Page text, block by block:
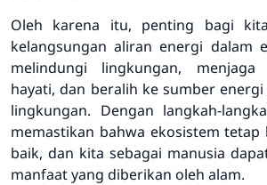
Oleh karena itu, penting bagi
kelangsungan aliran energi dalam
melindungi lingkungan, menjaga
hayati, dan beralih ke sumber
lingkungan. Dengan langkah-
memastikan bahwa ekosistem
baik, dan kita sebagai manusia
manfaat yang diberikan oleh alam.